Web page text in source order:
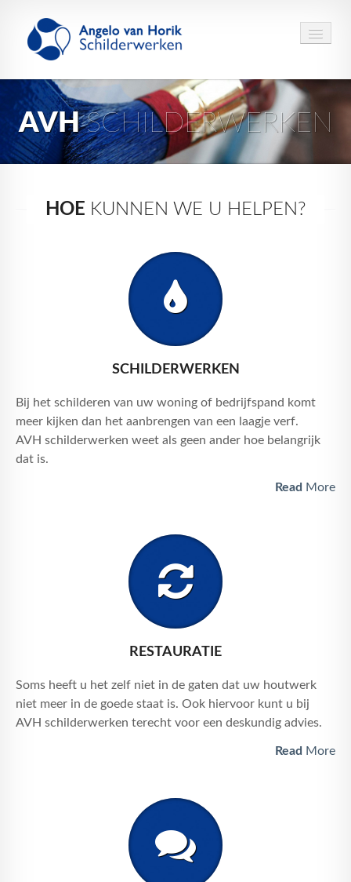
HOME
OVER
SERVICE
CONTACT
AVHSCHILDERWERKEN
HOE KUNNEN WE U HELPEN?
SCHILDERWERKEN
Bij het schilderen van uw woning of bedrijfspand komt
meer kijken dan het aanbrengen van een laagje verf.
AVH schilderwerken weet als geen ander hoe belangrijk
dat is.
Read More
RESTAURATIE
Soms heeft u het zelf niet in de gaten dat uw houtwerk
niet meer in de goede staat is. Ook hiervoor kunt u bij
AVH schilderwerken terecht voor een deskundig advies.
Read More